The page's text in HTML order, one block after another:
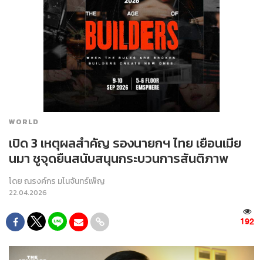
WORLD
เปิด 3 เหตุผลสำคัญ รองนายกฯ ไทย เยือนเมีย
นมา ชูจุดยืนสนับสนุนกระบวนการสันติภาพ
โดยณรงค์กร มโนจันทร์เพ็ญ
22.04.2026
192